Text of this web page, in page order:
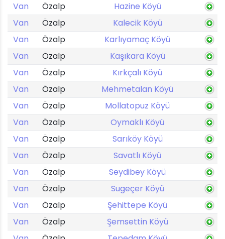
Van
Özalp
Hazine Köyü
Van
Özalp
Kalecik Köyü
Van
Özalp
Karlıyamaç Köyü
Van
Özalp
Kaşıkara Köyü
Van
Özalp
Kırkçalı Köyü
Van
Özalp
Mehmetalan Köyü
Van
Özalp
Mollatopuz Köyü
Van
Özalp
Oymaklı Köyü
Van
Özalp
Sarıköy Köyü
Van
Özalp
Savatlı Köyü
Van
Özalp
Seydibey Köyü
Van
Özalp
Sugeçer Köyü
Van
Özalp
Şehittepe Köyü
Van
Özalp
Şemsettin Köyü